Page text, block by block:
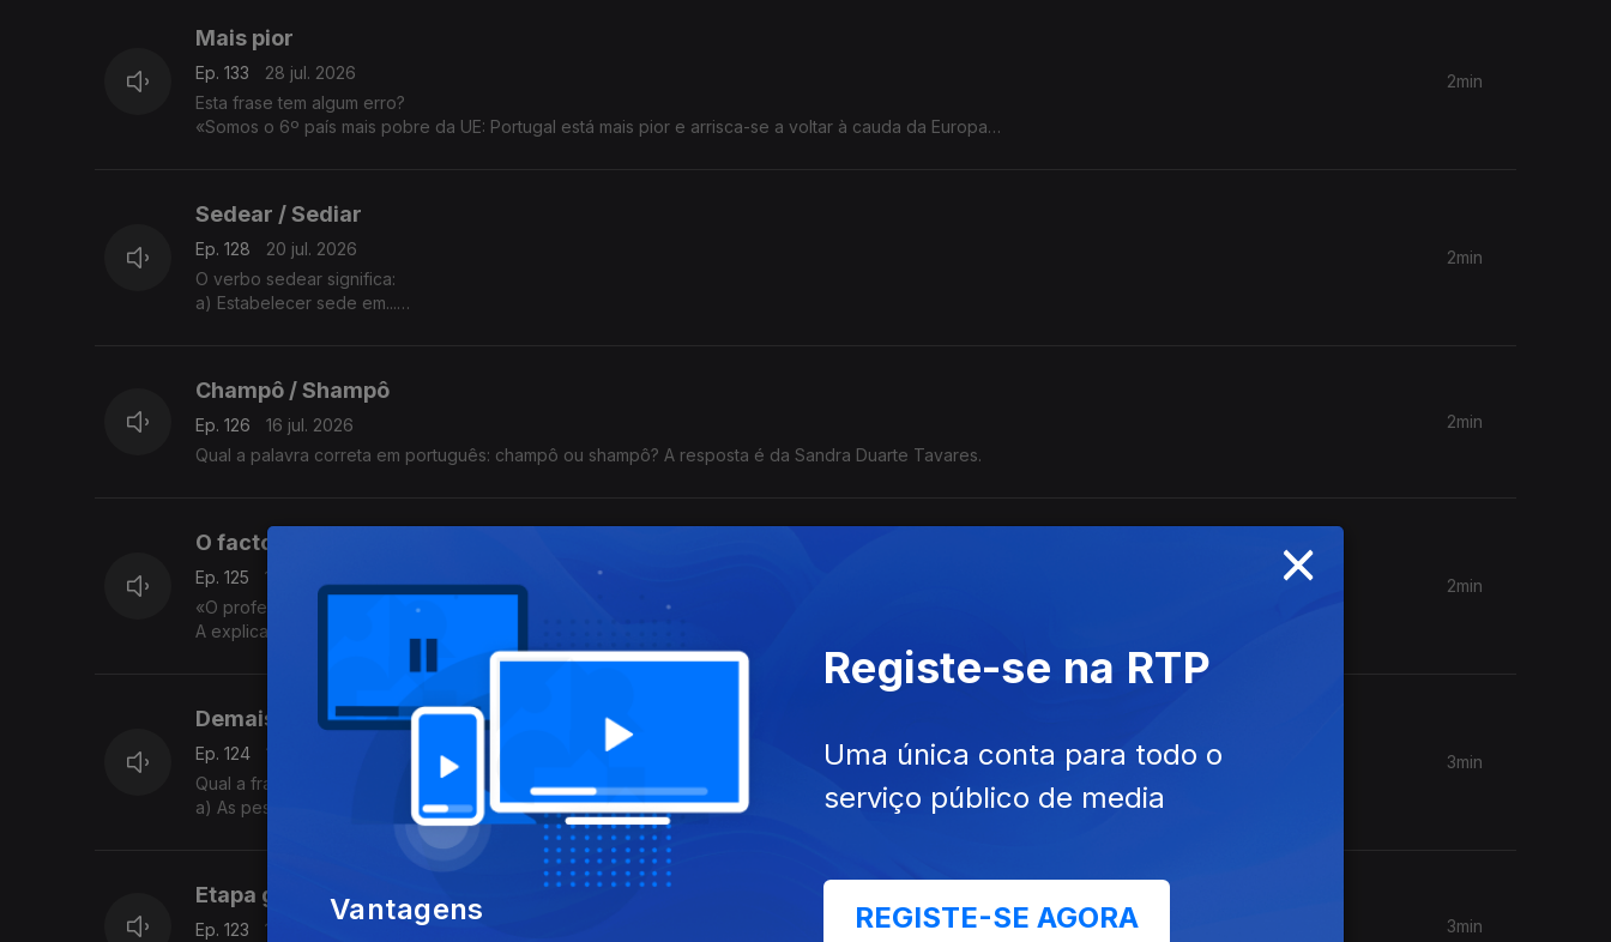
Mais pior
Ep. 133
28 jul. 2026
Esta frase tem algum erro?
«Somos o 6º país mais pobre da UE: Portugal está mais pior e arrisca-se a voltar à cauda da Europa».
2min
Sedear / Sediar
Ep. 128
20 jul. 2026
O verbo sedear significa:
a) Estabelecer sede em...
2min
Champô / Shampô
Ep. 126
16 jul. 2026
Qual a palavra correta em português: champô ou shampô? A resposta é da Sandra Duarte Tavares.
2min
O facto de o... / O facto do...
Ep. 125
15 jul. 2026
«O professor elogiou o facto do nosso trabalho ter sido entregue antes do prazo definido». Há algum erro nesta frase?
A explicação é da Sandra Duarte Tavares
2min
Demais / De mais
Ep. 124
14 jul. 2026
Qual a frase correta?
a) As pessoas que falam de mais tornam-se aborrecidas.
b) As pessoas que falam demais tornam-se aborrecidas.
A explicação é da Sandra Duarte Tavares
3min
Etapa ganha / Etapa ganhada
Ep. 123
13 jul. 2026
3min
×
Vantagens
Registe-se na RTP
Uma única conta para todo o
serviço público de media
REGISTE-SE AGORA